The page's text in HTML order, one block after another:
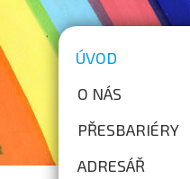
ÚVOD
O NÁS
PŘESBARIÉRY
ADRESÁŘ